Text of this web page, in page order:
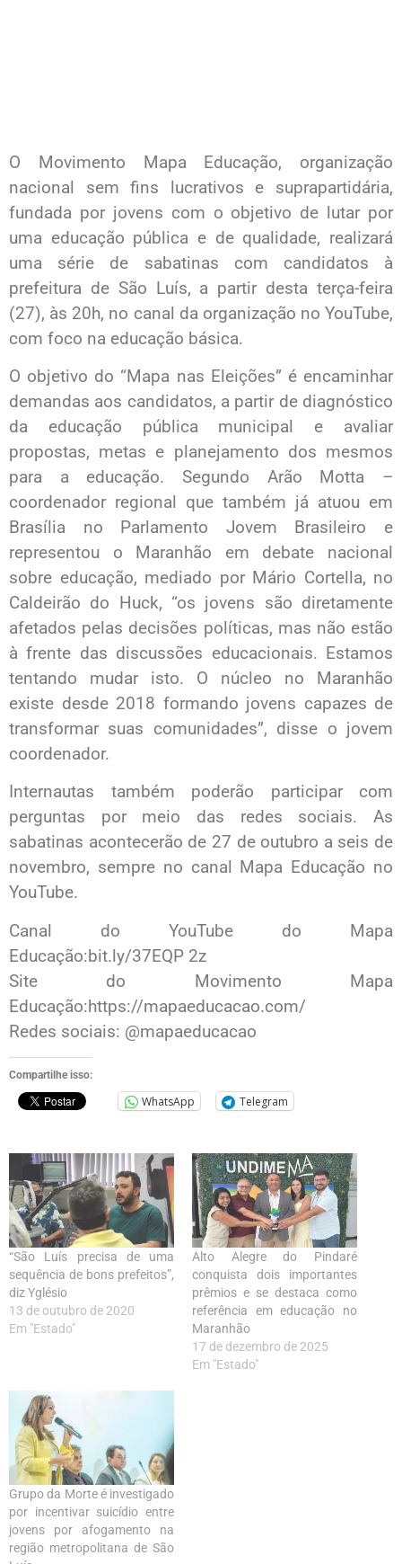
O Movimento Mapa Educação, organização
nacional sem fins lucrativos e suprapartidária,
fundada por jovens com o objetivo de lutar por
uma educação pública e de qualidade, realizará
uma série de sabatinas com candidatos à
prefeitura de São Luís, a partir desta terça-feira
(27), às 20h, no canal da organização no YouTube,
com foco na educação básica.
O objetivo do “Mapa nas Eleições” é encaminhar
demandas aos candidatos, a partir de diagnóstico
da educação pública municipal e avaliar
propostas, metas e planejamento dos mesmos
para a educação. Segundo Arão Motta –
coordenador regional que também já atuou em
Brasília no Parlamento Jovem Brasileiro e
representou o Maranhão em debate nacional
sobre educação, mediado por Mário Cortella, no
Caldeirão do Huck, “os jovens são diretamente
afetados pelas decisões políticas, mas não estão
à frente das discussões educacionais. Estamos
tentando mudar isto. O núcleo no Maranhão
existe desde 2018 formando jovens capazes de
transformar suas comunidades”, disse o jovem
coordenador.
Internautas também poderão participar com
perguntas por meio das redes sociais. As
sabatinas acontecerão de 27 de outubro a seis de
novembro, sempre no canal Mapa Educação no
YouTube.
Canal do YouTube do Mapa
Educação:bit.ly/37EQP 2z
Site do Movimento Mapa
Educação:https://mapaeducacao.com/
Redes sociais: @mapaeducacao
Compartilhe isso:
WhatsApp Telegram
“São Luís precisa de uma
sequência de bons prefeitos”,
diz Yglésio
13 de outubro de 2020
Em "Estado"
Alto Alegre do Pindaré
conquista dois importantes
prêmios e se destaca como
referência em educação no
Maranhão
17 de dezembro de 2025
Em "Estado"
Grupo da Morte é investigado
por incentivar suicídio entre
jovens por afogamento na
região metropolitana de São